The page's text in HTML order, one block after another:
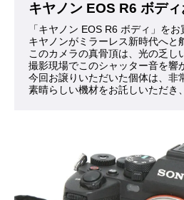
キヤノン EOS R6 ボデ
「キヤノン EOS R6 ボディ」をお
キヤノンがミラーレス新時代へ
このカメラの真骨頂は、光の乏
撮影現場でこのシャッター音を響
今回お譲りいただいた個体は、非
素晴らしい機材をお託しいただき